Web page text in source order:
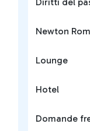
Newton
Lounge
Hotel
Domande